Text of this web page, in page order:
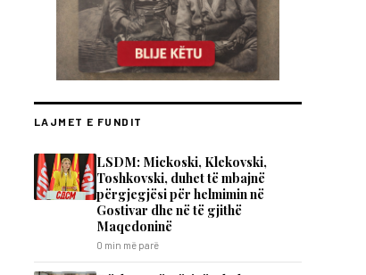
LAJMET E FUNDIT
LSDM: Mickoski, Klekovski,
Toshkovski, duhet të mbajnë
përgjegjësi për helmimin në
Gostivar dhe në të gjithë
Maqedoninë
0 min më parë